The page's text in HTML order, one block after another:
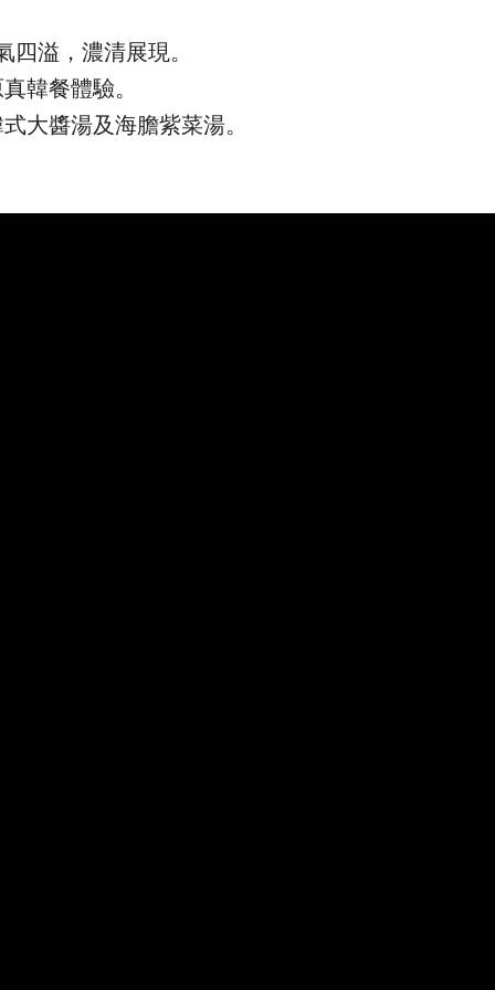
溢，濃清展現。
韓餐體驗。
大醬湯及海膽紫菜湯。